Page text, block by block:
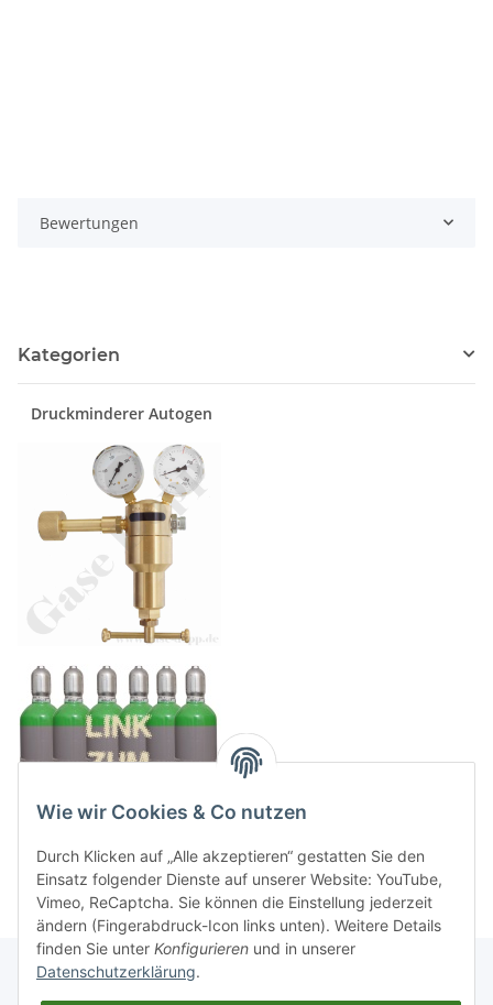
Bewertungen
Kategorien
Druckminderer Autogen
Wie wir Cookies & Co nutzen
Durch Klicken auf „Alle akzeptieren“ gestatten Sie den
Einsatz folgender Dienste auf unserer Website: YouTube,
Vimeo, ReCaptcha. Sie können die Einstellung jederzeit
ändern (Fingerabdruck-Icon links unten). Weitere Details
finden Sie unter Konfigurieren und in unserer
Datenschutzerklärung.